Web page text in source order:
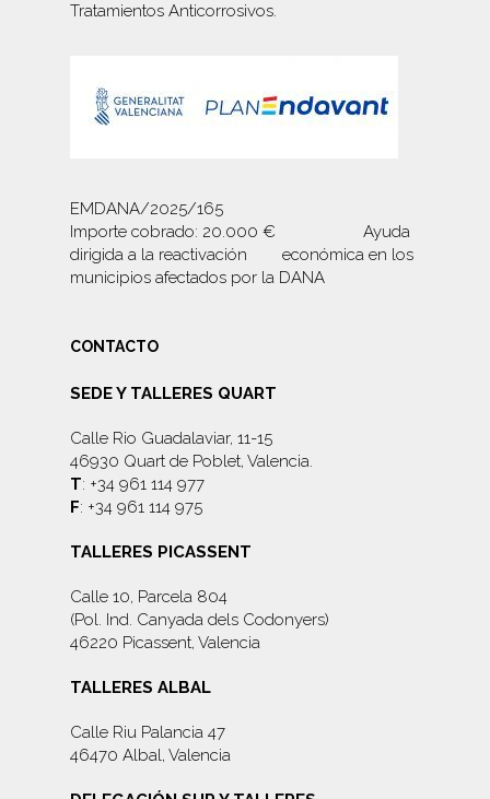
Tratamientos Anticorrosivos.
EMDANA/2025/165
Importe cobrado: 20.000 € Ayuda
dirigida a la reactivación económica en los
municipios afectados por la DANA
CONTACTO
SEDE Y TALLERES QUART
Calle Rio Guadalaviar, 11-15
46930 Quart de Poblet, Valencia.
T: +34 961 114 977
F: +34 961 114 975
TALLERES PICASSENT
Calle 10, Parcela 804
(Pol. Ind. Canyada dels Codonyers)
46220 Picassent, Valencia
TALLERES ALBAL
Calle Riu Palancia 47
46470 Albal, Valencia